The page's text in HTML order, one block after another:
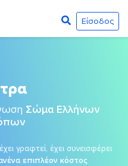
Είσοδος
Σώμα Ελλήνων
γραφτεί, έχει συνεισφέρει
επιπλέον κόστος